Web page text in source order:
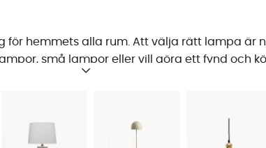
för hemmets alla rum. Att välja rätt lampa är
små lampor eller vill göra ett fynd och
hemma. Många gånger kan det